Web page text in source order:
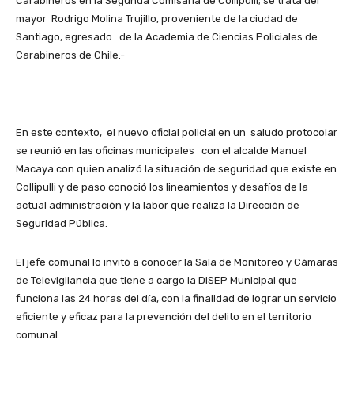
mayor Rodrigo Molina Trujillo, proveniente de la ciudad de
Santiago, egresado de la Academia de Ciencias Policiales de
Carabineros de Chile.-
En este contexto, el nuevo oficial policial en un saludo protocolar
se reunió en las oficinas municipales con el alcalde Manuel
Macaya con quien analizó la situación de seguridad que existe en
Collipulli y de paso conoció los lineamientos y desafíos de la
actual administración y la labor que realiza la Dirección de
Seguridad Pública.
El jefe comunal lo invitó a conocer la Sala de Monitoreo y Cámaras
de Televigilancia que tiene a cargo la DISEP Municipal que
funciona las 24 horas del día, con la finalidad de lograr un servicio
eficiente y eficaz para la prevención del delito en el territorio
comunal.